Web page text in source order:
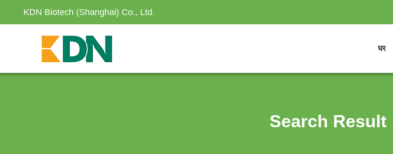
KDN Biotech (Shanghai) Co., Ltd.
घर
Search Result